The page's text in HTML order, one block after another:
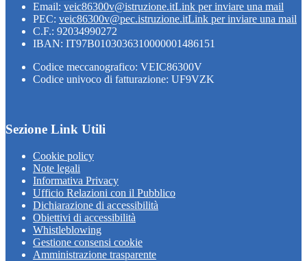
Email: veic86300v@istruzione.itLink per inviare una mail
PEC: veic86300v@pec.istruzione.itLink per inviare una mail
C.F.: 92034990272
IBAN: IT97B0103036310000001486151
Codice meccanografico: VEIC86300V
Codice univoco di fatturazione: UF9VZK
Sezione Link Utili
Cookie policy
Note legali
Informativa Privacy
Ufficio Relazioni con il Pubblico
Dichiarazione di accessibilità
Obiettivi di accessibilità
Whistleblowing
Gestione consensi cookie
Amministrazione trasparente